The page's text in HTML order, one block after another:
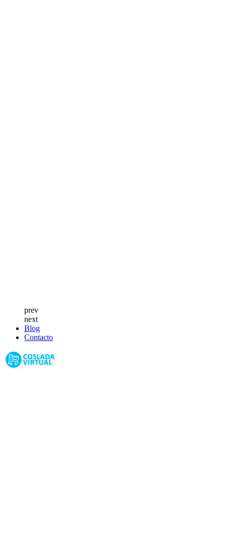
prev
next
Blog
Contacto